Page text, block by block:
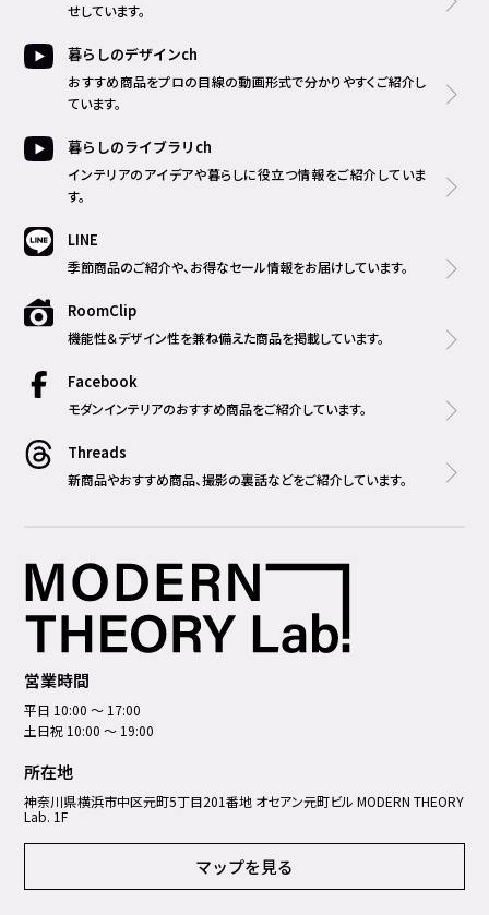
せしています。
暮らしのデザインch
おすすめ商品をプロの目線の動画形式で分かりやすくご紹介し
ています。
暮らしのライブラリch
インテリアのアイデアや暮らしに役立つ情報をご紹介していま
す。
LINE
季節商品のご紹介や、お得なセール情報をお届けしています。
RoomClip
機能性＆デザイン性を兼ね備えた商品を掲載しています。
Facebook
モダンインテリアのおすすめ商品をご紹介しています。
Threads
新商品やおすすめ商品、撮影の裏話などをご紹介しています。
営業時間
平日 10:00 ～ 17:00
土日祝 10:00 ～ 19:00
所在地
神奈川県横浜市中区元町5丁⽬201番地 オセアン元町ビル MODERN THEORY
Lab. 1F
マップを見る